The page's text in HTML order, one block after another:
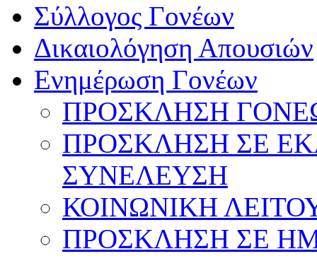
Σύλλογος Γονέων
Δικαιολόγηση Απουσιών
Ενημέρωση Γονέων
ΠΡΟΣΚΛΗΣΗ
ΠΡΟΣΚΛΗΣΗ ΣΕ
ΣΥΝΕΛΕΥΣΗ
ΚΟΙΝΩΝΙΚΗ
ΠΡΟΣΚΛΗΣΗ ΣΕ